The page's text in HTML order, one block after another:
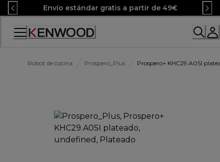
Skip
to
Content
Envío estándar gratis a partir de 49€
Accessibility
Robot de cocina Prospero_Plus Prospero+ KHC29.A0SI